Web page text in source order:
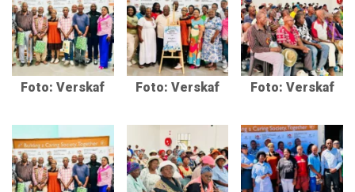
Foto: Verskaf Foto: Verskaf Foto: Verskaf